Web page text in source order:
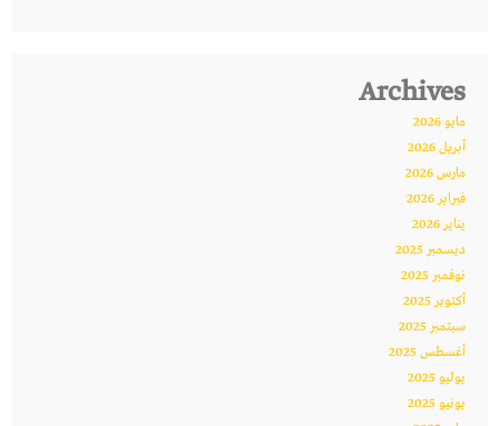
Archives
مايو 2026
أبريل 2026
مارس 2026
فبراير 2026
يناير 2026
ديسمبر 2025
نوفمبر 2025
أكتوبر 2025
سبتمبر 2025
أغسطس 2025
يوليو 2025
يونيو 2025